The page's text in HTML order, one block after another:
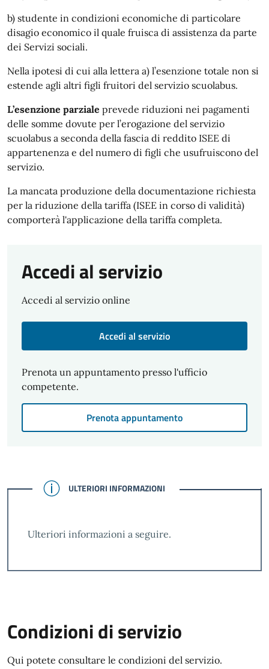
b) studente in condizioni economiche di particolare
disagio economico il quale fruisca di assistenza da parte
dei Servizi sociali.
Nella ipotesi di cui alla lettera a) l’esenzione totale non si
estende agli altri figli fruitori del servizio scuolabus.
L’esenzione parziale prevede riduzioni nei pagamenti
delle somme dovute per l’erogazione del servizio
scuolabus a seconda della fascia di reddito ISEE di
appartenenza e del numero di figli che usufruiscono del
servizio.
La mancata produzione della documentazione richiesta
per la riduzione della tariffa (ISEE in corso di validità)
comporterà l'applicazione della tariffa completa.
Accedi al servizio
Accedi al servizio online
Accedi al servizio
Prenota un appuntamento presso l'ufficio
competente.
Prenota appuntamento
CONFERMATO
ULTERIORI INFORMAZIONI
Ulteriori informazioni a seguire.
Condizioni di servizio
Qui potete consultare le condizioni del servizio.